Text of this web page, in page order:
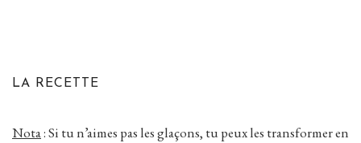
LA RECETTE
Nota: Si tu n’aimes pas les glaçons, tu peux les transformer en